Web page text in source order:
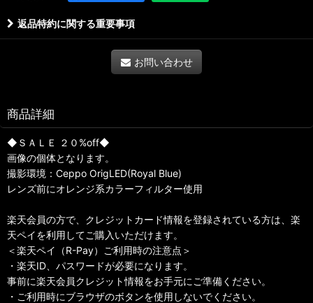
返品特約に関する重要事項
お問い合わせ
商品詳細
◆ＳＡＬＥ ２０%off◆
画像の個体となります。
撮影環境：Ceppo OrigLED(Royal Blue)
レンズ前にオレンジ系カラーフィルター使用
楽天会員の方で、クレジットカード情報を登録されている方は、楽
天ペイを利用してご購入いただけます。
＜楽天ペイ（R-Pay）ご利用時の注意点＞
・楽天ID、パスワードが必要になります。
事前に楽天会員クレジット情報をお手元にご準備ください。
・ご利用時にブラウザのボタンを使用しないでください。